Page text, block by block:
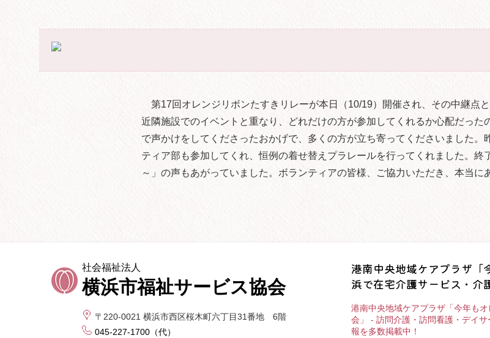
第17回オレンジリボンたすきリレーが本日（10/19）開催され、その中継点
近隣施設でのイベントと重なり、どれだけの方が参加してくれるか心配だっ
で声かけをしてくださったおかげで、多くの方が立ち寄ってくださいました
ティア部も参加してくれ、恒例の着せ替えプラレールを行ってくれました。終
～」の声もあがっていました。ボランティアの皆様、ご協力いただき、本当に
社会福祉法人
横浜市福祉サービス協会
〒220-0021 横浜市西区桜木町六丁目31番地 6階
045-227-1700（代）
港南中央地域ケアプラザ「
浜で在宅介護サービス・介
港南中央地域ケアプラザ「今年も
会」 - 訪問介護・訪問看護・デイ
報を多数掲載中！